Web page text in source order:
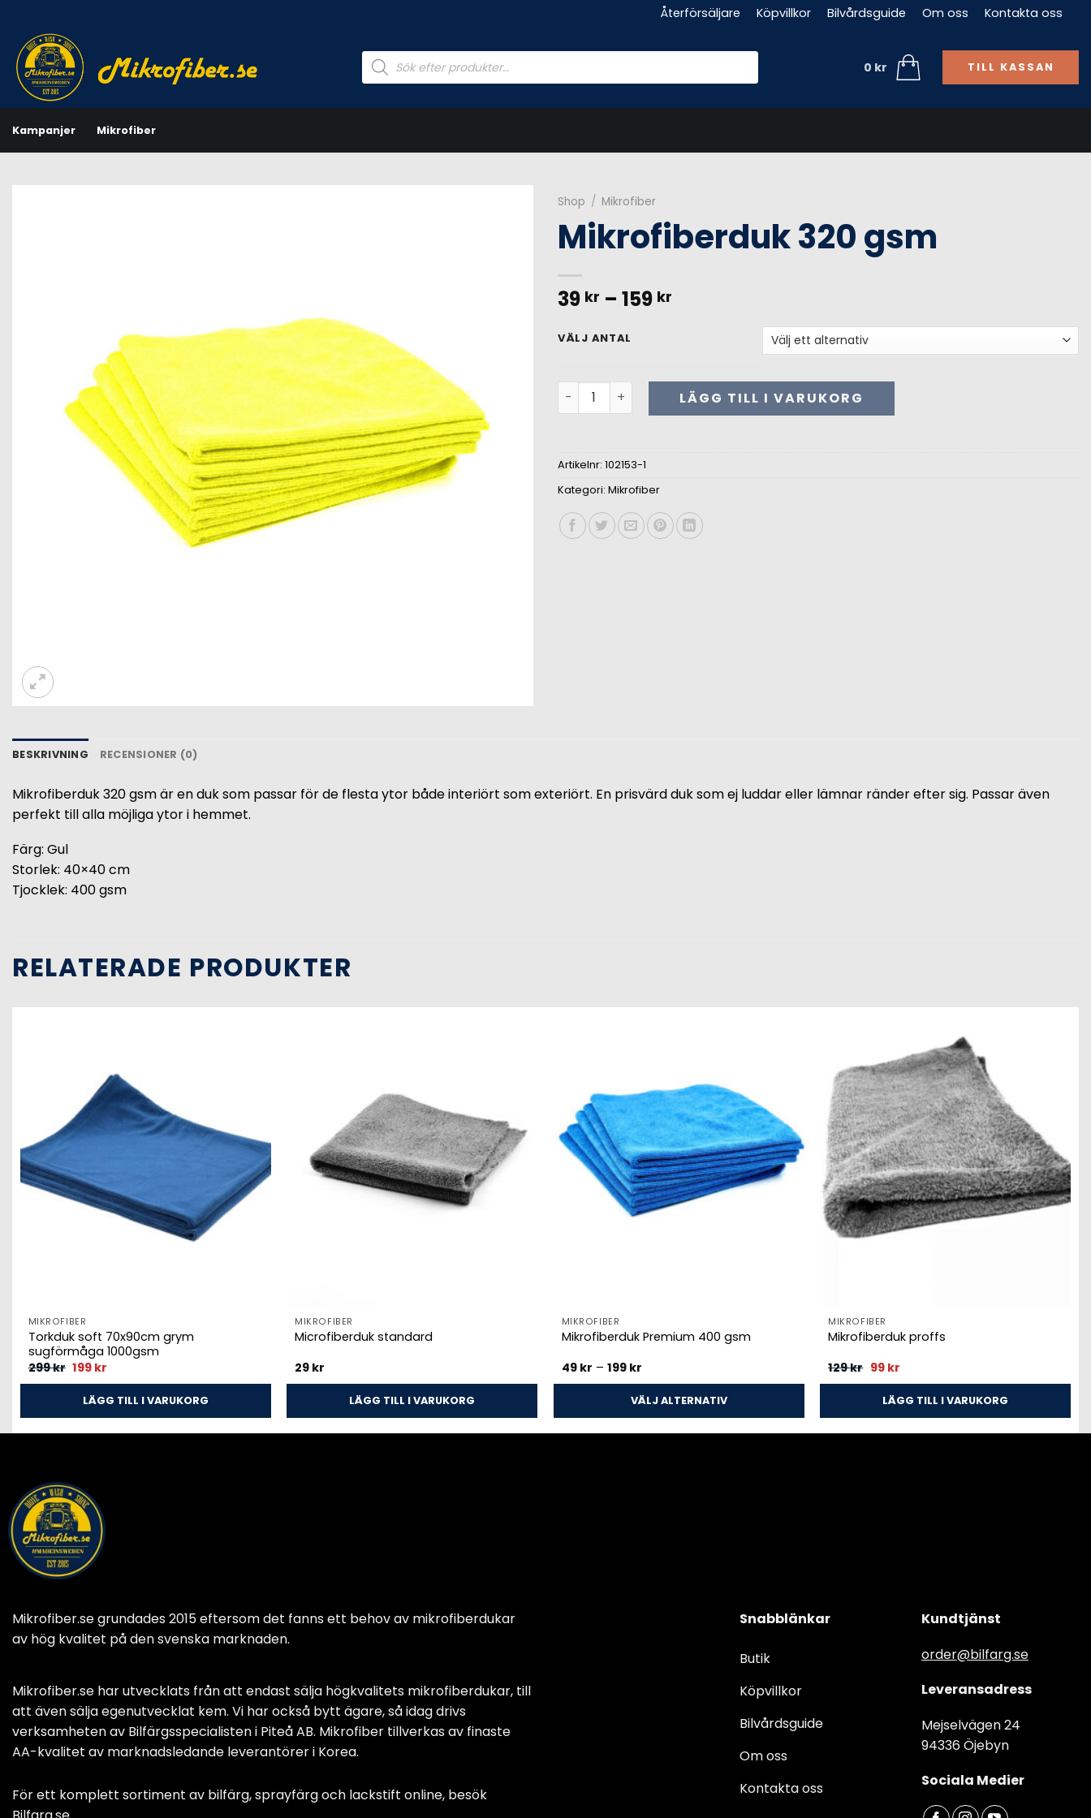
content
Återförsäljare Köpvillkor Bilvårdsguide Om oss Kontakta oss
Products
search 0 kr TILL KASSAN
Kampanjer Mikrofiber
Shop / Mikrofiber
Mikrofiberduk 320 gsm
39 kr – 159 kr
VÄLJ ANTAL
Mikrofiberduk 320 gsm mängdLÄGG TILL I VARUKORG
Artikelnr: 102153-1
Kategori: Mikrofiber
BESKRIVNING RECENSIONER (0)
Mikrofiberduk 320 gsm är en duk som passar för de flesta ytor både interiört som exteriört. En prisvärd duk som ej luddar eller lämnar ränder efter sig. Passar även
perfekt till alla möjliga ytor i hemmet.
Färg: Gul
Storlek: 40×40 cm
Tjocklek: 400 gsm
RELATERADE PRODUKTER
MIKROFIBER
Torkduk soft 70x90cm grym
sugförmåga 1000gsm
299kr Det
var:
199 kr
är:
LÄGG TILL I VARUKORG
MIKROFIBER
Microfiberduk standard
29 kr
LÄGG TILL I VARUKORG
MIKROFIBER
Mikrofiberduk Premium 400 gsm
49 kr – 199 krPrisintervall:
199 kr
VÄLJ ALTERNATIV
MIKROFIBER
Mikrofiberduk proffs
129kr Det
var:
99 krDet
är:
LÄGG TILL I VARUKORG
Mikrofiber.se grundades 2015 eftersom det fanns ett behov av mikrofiberdukar
av hög kvalitet på den svenska marknaden.
Mikrofiber.se har utvecklats från att endast sälja högkvalitets mikrofiberdukar, till
att även sälja egenutvecklat kem. Vi har också bytt ägare, så idag drivs
verksamheten av Bilfärgsspecialisten i Piteå AB. Mikrofiber tillverkas av finaste
AA-kvalitet av marknadsledande leverantörer i Korea.
För ett komplett sortiment av bilfärg, sprayfärg och lackstift online, besök
Snabblänkar
Butik
Köpvillkor
Bilvårdsguide
Om oss
Kontakta oss
Kundtjänst
order@bilfarg.se
Leveransadress
Mejselvägen 24
94336 Öjebyn
Sociala Medier